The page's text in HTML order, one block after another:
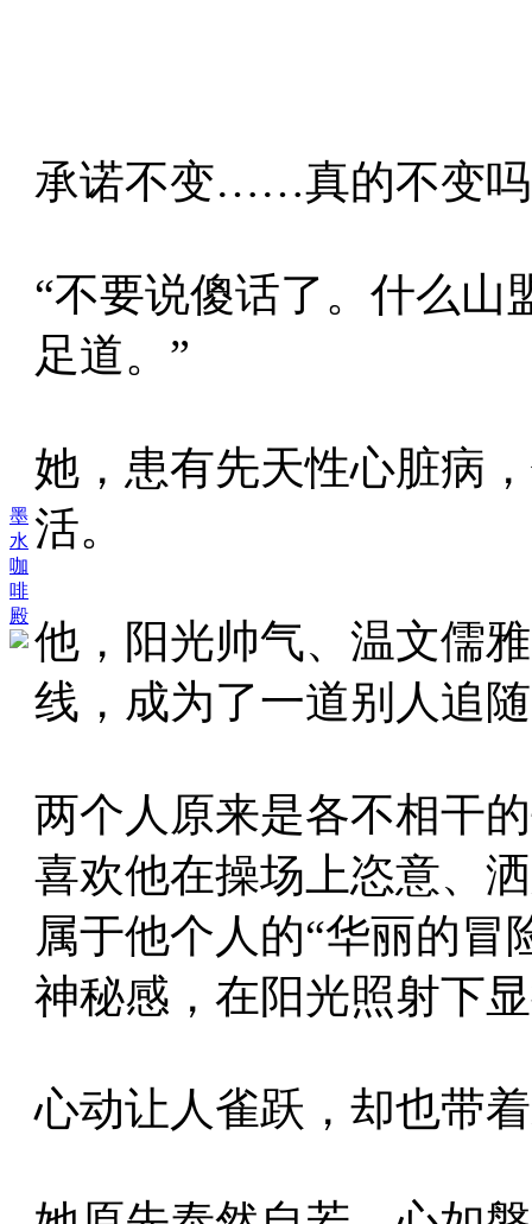
墨
水
咖
啡
殿
承诺不变……真的不变
“不要说傻话了。什么
足道。”
她，患有先天性心脏病
活。
他，阳光帅气、温文儒
线，成为了一道别人追
两个人原来是各不相干
喜欢他在操场上恣意、
属于他个人的“华丽的冒
神秘感，在阳光照射下
心动让人雀跃，却也带